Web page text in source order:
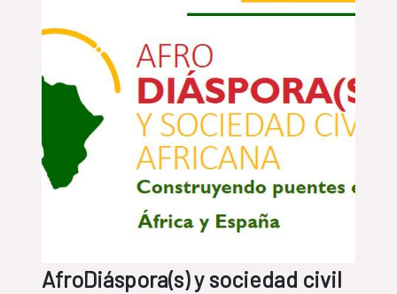
AfroDiáspora(s) y sociedad civil